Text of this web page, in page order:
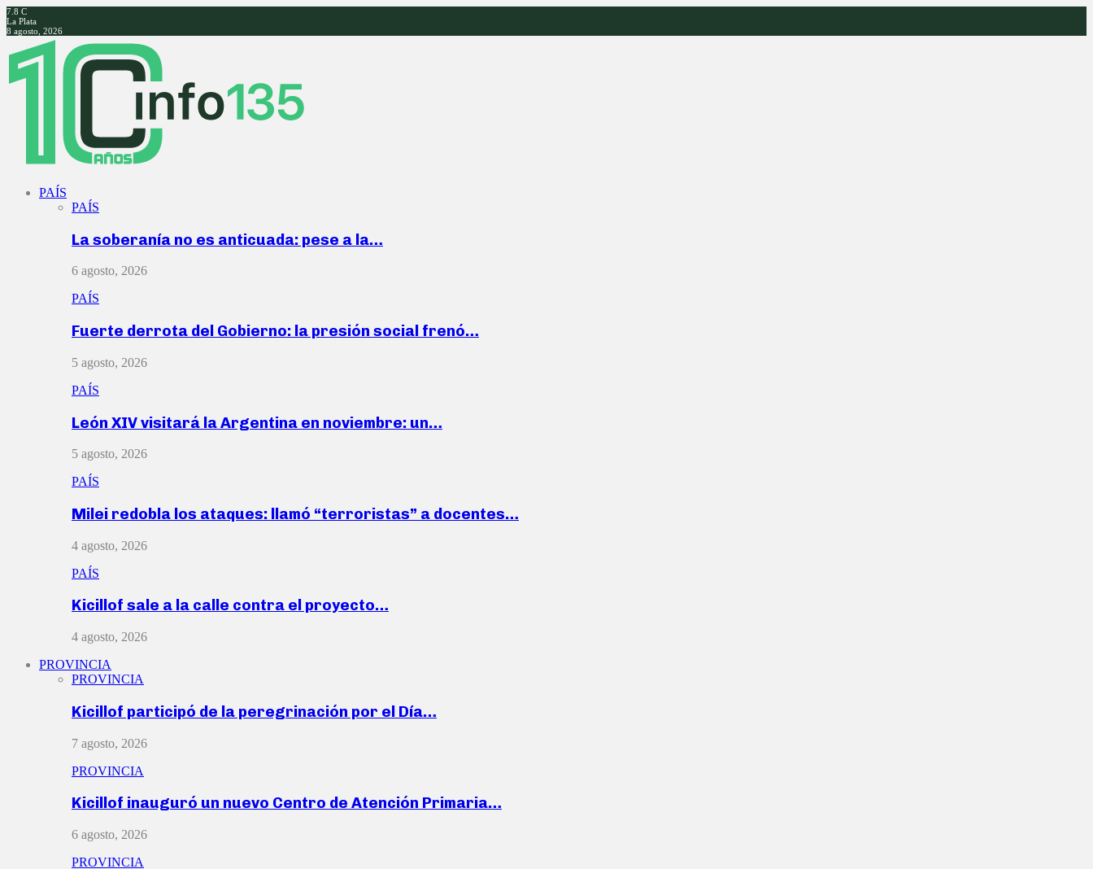
7.8 C
La Plata
8 agosto, 2026
Facebook
Twitter
Instagram
Youtube
PAÍS
PAÍS
La soberanía no es anticuada: pese a la…
6 agosto, 2026
PAÍS
Fuerte derrota del Gobierno: la presión social frenó…
5 agosto, 2026
PAÍS
León XIV visitará la Argentina en noviembre: un…
5 agosto, 2026
PAÍS
Milei redobla los ataques: llamó “terroristas” a docentes…
4 agosto, 2026
PAÍS
Kicillof sale a la calle contra el proyecto…
4 agosto, 2026
PROVINCIA
PROVINCIA
Kicillof participó de la peregrinación por el Día…
7 agosto, 2026
PROVINCIA
Kicillof inauguró un nuevo Centro de Atención Primaria…
6 agosto, 2026
PROVINCIA